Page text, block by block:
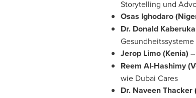
Storytelling und
Osas Ighodaro(
Dr. Donald
Jerop Limo (Kenia)
Reem Al-Hashimy
wie Dubai Cares
Dr. Naveen Thacker